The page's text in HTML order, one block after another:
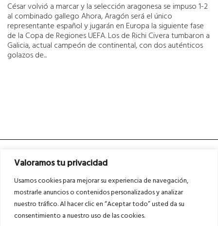
Valoramos tu privacidad
Usamos cookies para mejorar su experiencia de navegación,
mostrarle anuncios o contenidos personalizados y analizar
nuestro tráfico. Al hacer clic en “Aceptar todo” usted da su
consentimiento a nuestro uso de las cookies.
César volvió a marcar y la selección aragonesa se impuso 1-2
al combinado gallego Ahora, Aragón será el único
representante español y jugarán en Europa la siguiente fase
de la Copa de Regiones UEFA. Los de Richi Civera tumbaron a
Galicia, actual campeón de continental, con dos auténticos
golazos de...
Asociados a